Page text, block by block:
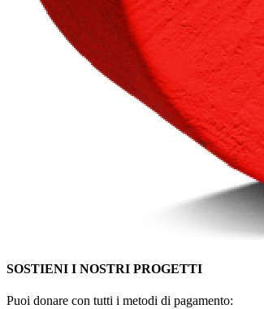
SOSTIENI I NOSTRI PROGETTI
Puoi donare con tutti i metodi di pagamento: